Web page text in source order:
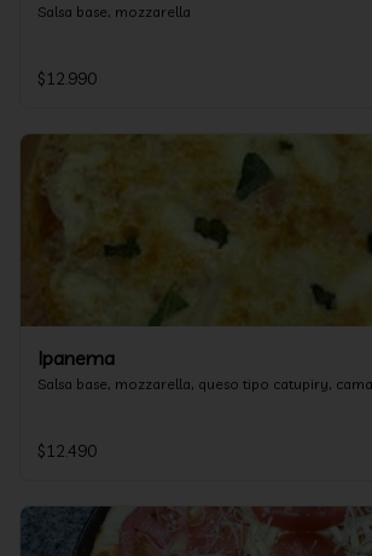
Salsa base, mozzarella
$12.990
Ipanema
Salsa base, mozzarella, queso tipo catupiry,
$12.490